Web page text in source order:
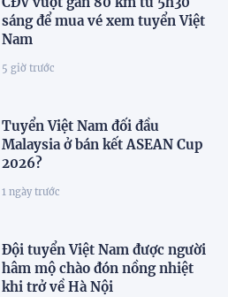
sáng để mua vé xem tuyển Việt
Nam
5 giờ trước
Tuyển Việt Nam đối đầu
Malaysia ở bán kết ASEAN Cup
2026?
1 ngày trước
Đội tuyển Việt Nam được người
hâm mộ chào đón nồng nhiệt
khi trở về Hà Nội